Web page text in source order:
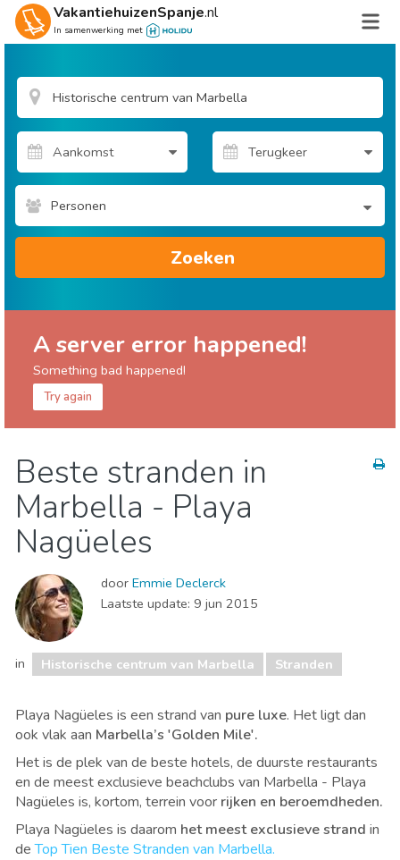
VakantiehuizenSpanje.nl
In samenwerking met
Personen
Zoeken
A server error happened!
Something bad happened!
Try again
Lokale evenementen
Nachtleven & bars
Stranden
Beste stranden in
Marbella - Playa
Nagüeles
door Emmie Declerck
Laatste update: 9 jun 2015
in Historische centrum van Marbella Stranden
Playa Nagüeles is een strand van pure luxe. Het ligt dan
ook vlak aan Marbella’s 'Golden Mile'.
Het is de plek van de beste hotels, de duurste restaurants
en de meest exclusieve beachclubs van Marbella - Playa
Nagüeles is, kortom, terrein voor rijken en beroemdheden.
Playa Nagüeles is daarom het meest exclusieve strand in
deTop Tien Beste Stranden van Marbella.